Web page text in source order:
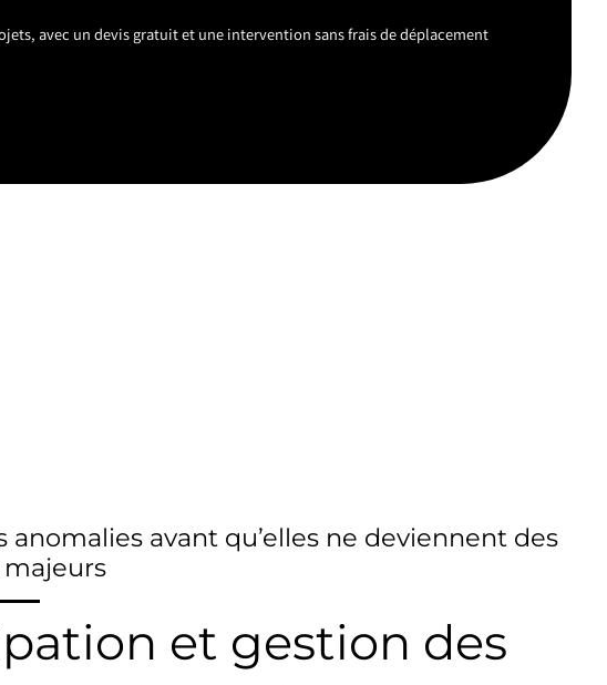
avec un devis gratuit et une intervention sans frais de déplacement
anomalies avant qu’elles ne deviennent des
et gestion des